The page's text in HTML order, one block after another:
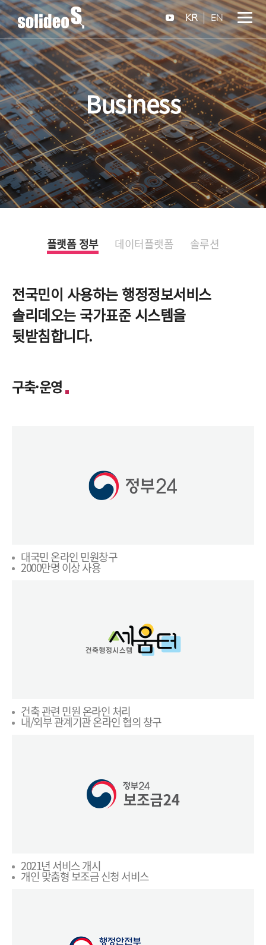
KR EN
Business
플랫폼 정부 데이터플랫폼 솔루션
전국민이 사용하는 행정정보서비스
솔리데오는 국가표준 시스템을
뒷받침합니다.
구축·운영
대국민 온라인 민원창구
2000만명 이상 사용
건축 관련 민원 온라인 처리
내/외부 관계기관 온라인 협의 창구
2021년 서비스 개시
개인 맞춤형 보조금 신청 서비스